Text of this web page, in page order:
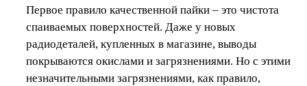
Первое правило качественной пайки – это чистота
спаиваемых поверхностей. Даже у новых
радиодеталей, купленных в магазине, выводы
покрываются окислами и загрязнениями. Но с этими
незначительными загрязнениями, как правило,